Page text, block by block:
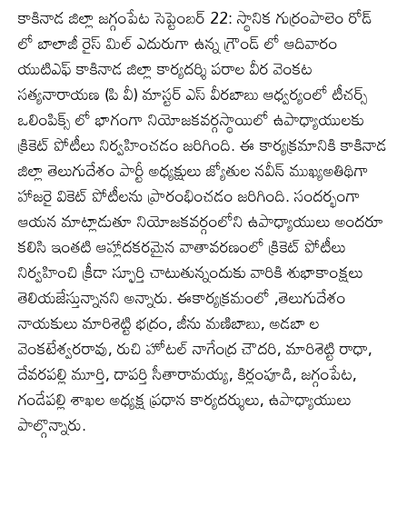
కాకినాడ జిల్లా జగ్గంపేట సెప్టెంబర్ 22: స్థానిక గుర్రంపాలెం రోడ్
లో బాలాజీ రైస్ మిల్ ఎదురుగా ఉన్న గ్రౌండ్ లో ఆదివారం
యుటిఎఫ్ కాకినాడ జిల్లా కార్యదర్శి పరాల వీర వెంకట
సత్యనారాయణ (పి వీ) మాస్టర్ ఎస్ వీరబాబు ఆధ్వర్యంలో టీచర్స్
ఒలింపిక్స్ లో భాగంగా నియోజకవర్గస్థాయిలో ఉపాధ్యాయులకు
క్రికెట్ పోటీలు నిర్వహించడం జరిగింది. ఈ కార్యక్రమానికి కాకినాడ
జిల్లా తెలుగుదేశం పార్టీ అధ్యక్షులు జ్యోతుల నవీన్ ముఖ్యఅతిథిగా
హాజరై వికెట్ పోటీలను ప్రారంభించడం జరిగింది. సందర్భంగా
ఆయన మాట్లాడుతూ నియోజకవర్గంలోని ఉపాధ్యాయులు అందరూ
కలిసి ఇంతటి ఆహ్లాదకరమైన వాతావరణంలో క్రికెట్ పోటీలు
నిర్వహించి క్రీడా స్ఫూర్తి చాటుతున్నందుకు వారికి శుభాకాంక్షలు
తెలియజేస్తున్నానని అన్నారు. ఈకార్యక్రమంలో ,తెలుగుదేశం
నాయకులు మారిశెట్టి భద్రం, జీను మణిబాబు, అడబా ల
వెంకటేశ్వరరావు, రుచి హోటల్ నాగేంద్ర చౌదరి, మారిశెట్టి రాధా,
దేవరపల్లి మూర్తి, దాపర్తి సీతారామయ్య, కిర్లంపూడి, జగ్గంపేట,
గండేపల్లి శాఖల అధ్యక్ష ప్రధాన కార్యదర్శులు, ఉపాధ్యాయులు
పాల్గొన్నారు.